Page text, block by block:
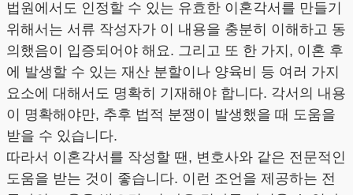
법원에서도 인정할 수 있는 유효한 이혼각서를 만들기
위해서는 서류 작성자가 이 내용을 충분히 이해하고 동
의했음이 입증되어야 해요. 그리고 또 한 가지, 이혼 후
에 발생할 수 있는 재산 분할이나 양육비 등 여러 가지
요소에 대해서도 명확히 기재해야 합니다. 각서의 내용
이 명확해야만, 추후 법적 분쟁이 발생했을 때 도움을
받을 수 있습니다.
따라서 이혼각서를 작성할 땐, 변호사와 같은 전문적인
도움을 받는 것이 좋습니다. 이런 조언을 제공하는 전